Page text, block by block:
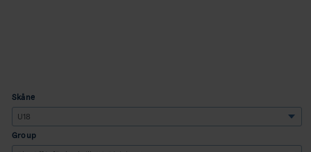
Skåne
Group